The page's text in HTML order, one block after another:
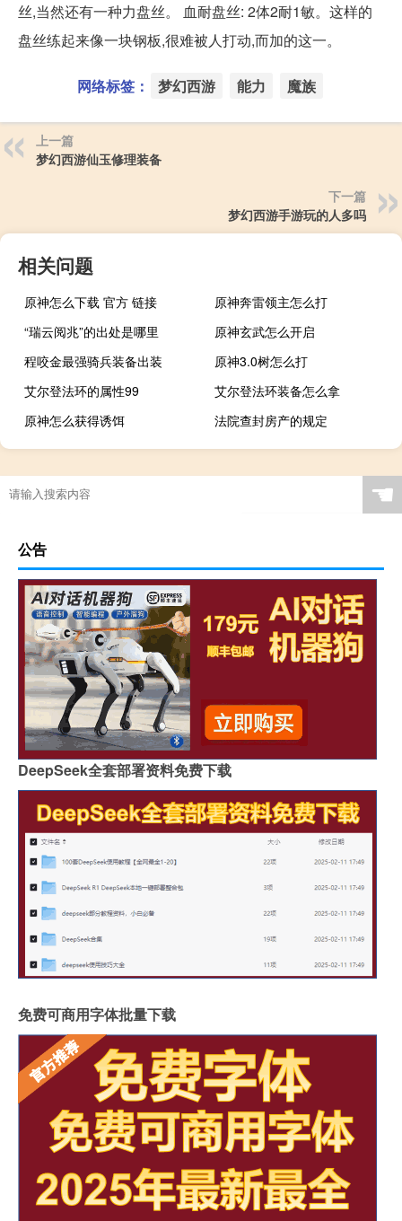
丝,当然还有一种力盘丝。 血耐盘丝: 2体2耐1敏。这样的
盘丝练起来像一块钢板,很难被人打动,而加的这一。
网络标签： 梦幻西游 能力 魔族
上一篇
梦幻西游仙玉修理装备
下一篇
梦幻西游手游玩的人多吗
相关问题
原神怎么下载 官方 链接
原神奔雷领主怎么打
“瑞云阅兆”的出处是哪里
原神玄武怎么开启
程咬金最强骑兵装备出装
原神3.0树怎么打
艾尔登法环的属性99
艾尔登法环装备怎么拿
原神怎么获得诱饵
法院查封房产的规定
☚
公告
DeepSeek全套部署资料免费下载
免费可商用字体批量下载